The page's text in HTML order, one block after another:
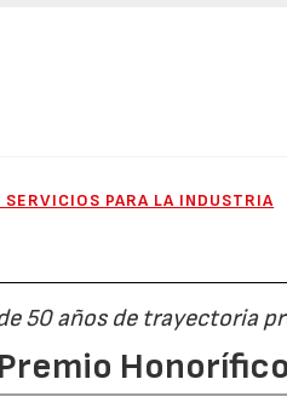
PARA LA INDUSTRIA
50 años de trayectoria